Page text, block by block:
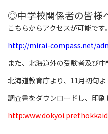
◎中学校関係者の皆様
こちらからアクセスが可能です。
http://mirai-compass.net/
また、北海道外の受験者及び中
北海道教育庁より、11月初旬
調査書をダウンロードし、印刷